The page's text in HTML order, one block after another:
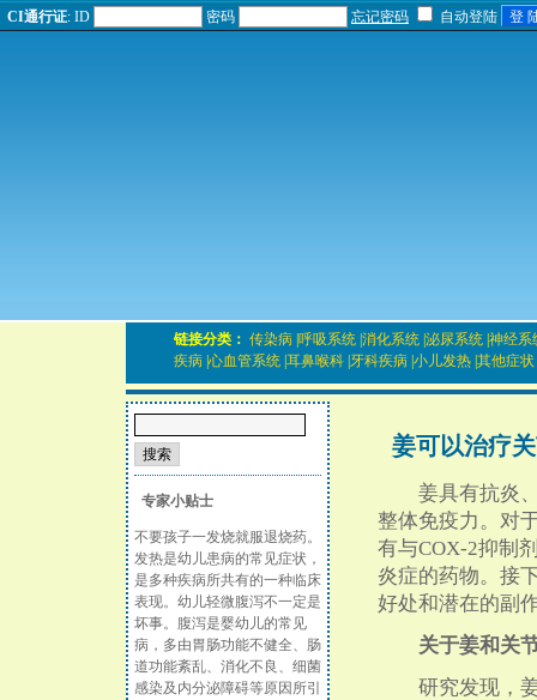
CI通行证: ID 密码 忘记密码 自动登陆
链接分类： 传染病 呼吸系统 消化系统 泌尿系统 神经系
疾病 心血管系统 耳鼻喉科 牙科疾病 小儿发热 其他症状
专家小贴士
不要孩子一发烧就服退烧药。
发热是幼儿患病的常见症状，
是多种疾病所共有的一种临床
表现。幼儿轻微腹泻不一定是
坏事。腹泻是婴幼儿的常见
病，多由胃肠功能不健全、肠
道功能紊乱、消化不良、细菌
感染及内分泌障碍等原因所引
姜可以治疗
姜具有抗炎、
整体免疫力。对
有与COX-2抑制
炎症的药物。接
好处和潜在的副
关于姜和关
研究发现，姜